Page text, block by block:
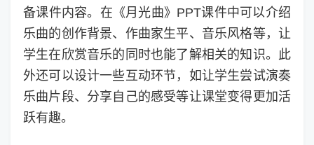
备课件内容。在《月光曲》PPT课件中可以介绍
乐曲的创作背景、作曲家生平、音乐风格等，让
学生在欣赏音乐的同时也能了解相关的知识。此
外还可以设计一些互动环节，如让学生尝试演奏
乐曲片段、分享自己的感受等让课堂变得更加活
跃有趣。